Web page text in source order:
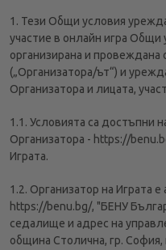
1. Тези Общи условия
участие в онлайн игра Общи
организирана и
(„Организатора/ът“) и
Организатора и лицата,
1.1. Условията са достъпни
Организатора - https://
Играта.
1.2. Организатор на Играта
https://benu.bg/, "БЕНУ
седалище и адрес на
община Столична, гр. София,